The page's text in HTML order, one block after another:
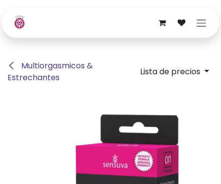
Multiorgasmicos &
Estrechantes
Lista de precios